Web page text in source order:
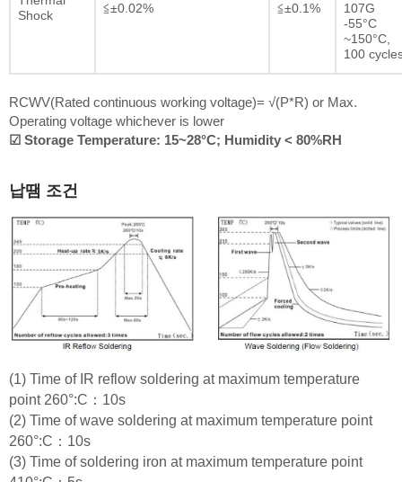
Shock
≦±0.02% ≦±0.1%
107G
-55°C
~150°C,
100
RCWV(Rated continuous working voltage)= √(P*R) or Max.
Operating voltage whichever is lower
☑ Storage Temperature: 15~28°C; Humidity < 80%RH
납땜 조건
(1) Time of IR reflow soldering at maximum temperature
point 260°:C：10s
(2) Time of wave soldering at maximum temperature point
260°:C：10s
(3) Time of soldering iron at maximum temperature point